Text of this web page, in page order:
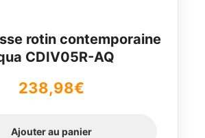
rotin contemporaine
CDIV05R-AQ
238,98€
Ajouter au panier